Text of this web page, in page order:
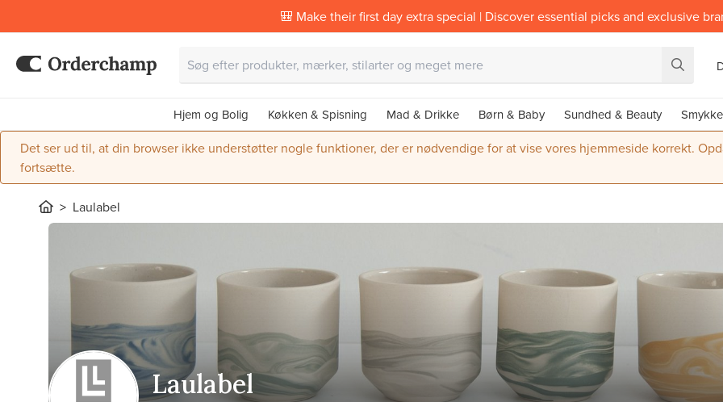
🎒 Make their first day extra special | Discover essential picks and exclusive
Hjem og Bolig Køkken & Spisning Mad & Drikke Børn & Baby Sundhed & Beauty
Det ser ud til, at din browser ikke understøtter nogle funktioner, der er nødvendige for at vise vores hjemmeside korrekt.
fortsætte.
Laulabel
Laulabel